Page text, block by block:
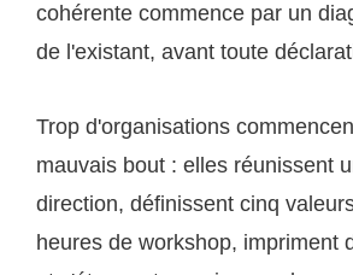
cohérente commence par un
de l'existant, avant toute
Trop d'organisations
mauvais bout : elles réunissent
direction, définissent cinq
heures de workshop, impriment